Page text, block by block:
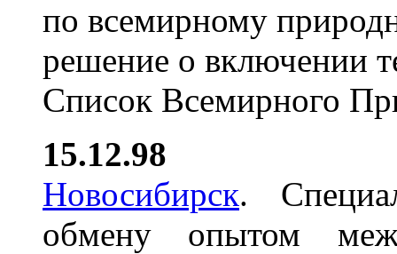
по всемирному
решение о включении
Список Всемирного
15.12.98
Новосибирск.
обмену опытом